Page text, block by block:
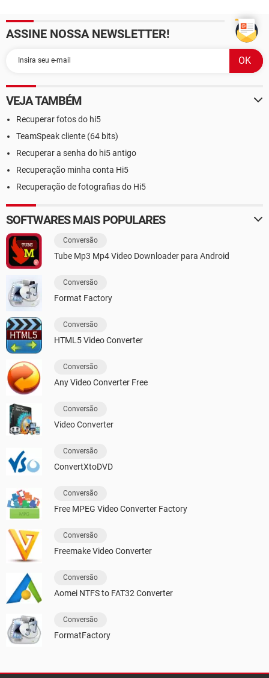
ASSINE NOSSA NEWSLETTER!
VEJA TAMBÉM
Recuperar fotos do hi5
TeamSpeak cliente (64 bits)
Recuperar a senha do hi5 antigo
Recuperação minha conta Hi5
Recuperação de fotografias do Hi5
SOFTWARES MAIS POPULARES
Conversão
Tube Mp3 Mp4 Video Downloader para Android
Conversão
Format Factory
Conversão
HTML5 Video Converter
Conversão
Any Video Converter Free
Conversão
Video Converter
Conversão
ConvertXtoDVD
Conversão
Free MPEG Video Converter Factory
Conversão
Freemake Video Converter
Conversão
Aomei NTFS to FAT32 Converter
Conversão
FormatFactory